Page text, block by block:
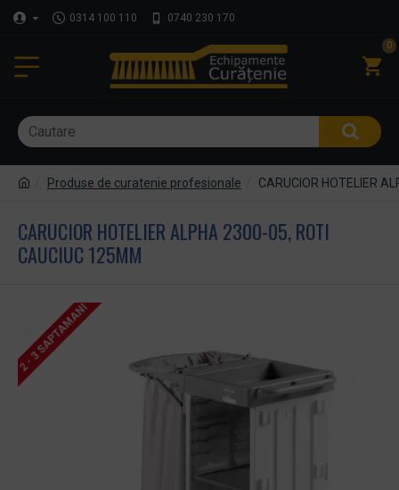
0314 100 110 0740 230 170
0
Produse de curatenie profesionale CARUCIOR HOTELIER
CARUCIOR HOTELIER ALPHA 2300-05, ROTI
CAUCIUC 125MM
2 - 3 SAPTAMANI